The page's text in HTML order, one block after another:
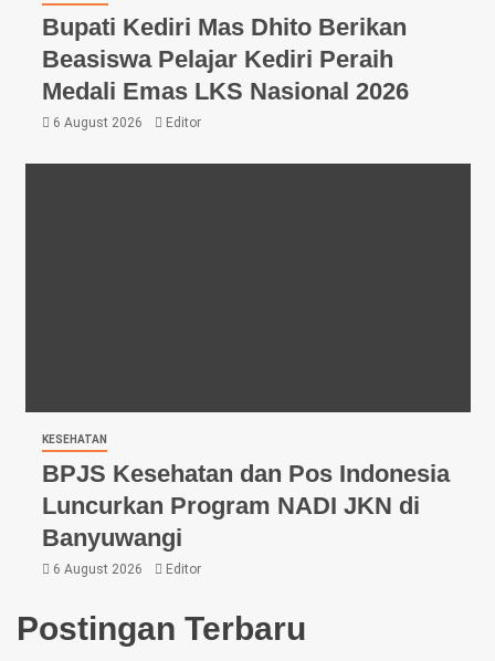
Bupati Kediri Mas Dhito Berikan
Beasiswa Pelajar Kediri Peraih
Medali Emas LKS Nasional 2026
6 August 2026 Editor
KESEHATAN
BPJS Kesehatan dan Pos Indonesia
Luncurkan Program NADI JKN di
Banyuwangi
6 August 2026 Editor
Postingan Terbaru